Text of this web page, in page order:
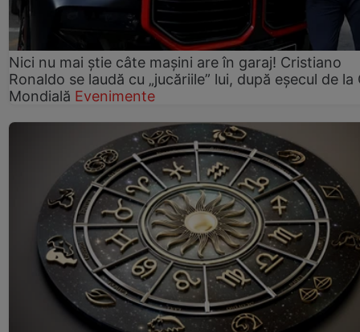
Nici nu mai știe câte mașini are în garaj! Cristiano
Ronaldo se laudă cu „jucăriile” lui, după eșecul de la
Mondială Evenimente